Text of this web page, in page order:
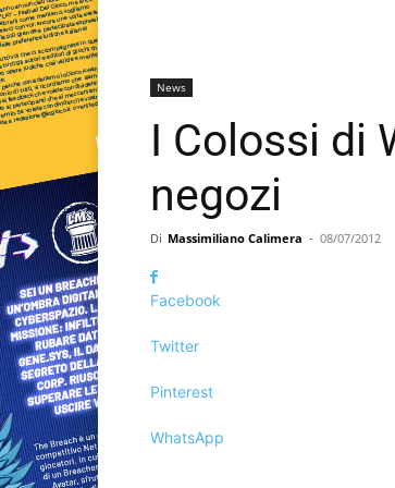
News
I Colossi di
negozi
Di Massimiliano Calimera - 08/07/2012
Facebook
Twitter
Pinterest
WhatsApp